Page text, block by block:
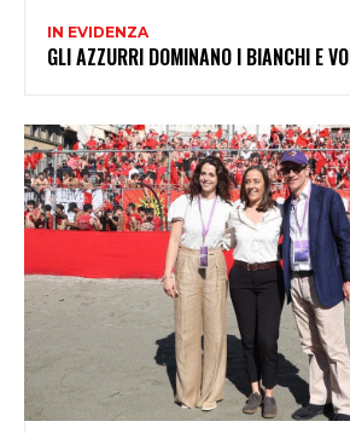
IN EVIDENZA
GLI AZZURRI DOMINANO I BIANCHI E